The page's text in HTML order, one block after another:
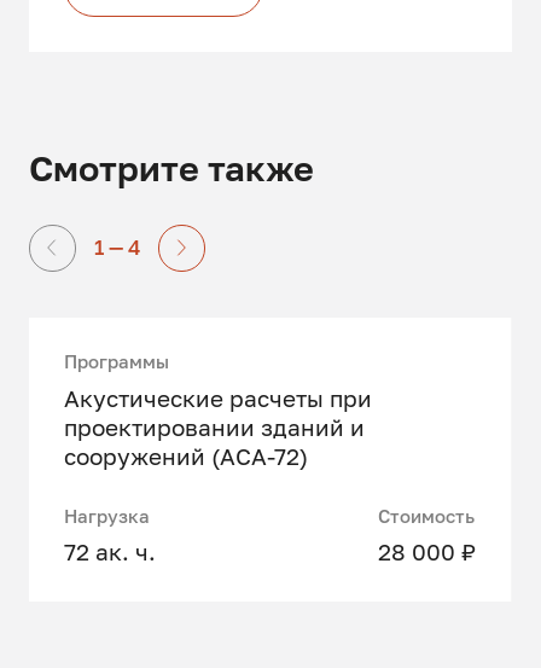
Смотрите также
1 — 4
Программы
Акустические расчеты при
проектировании зданий и
сооружений (АСА-72)
Нагрузка
72 ак. ч.
Стоимость
28 000 ₽